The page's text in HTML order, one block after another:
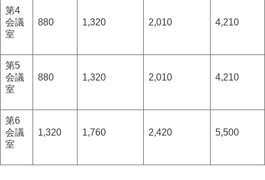
第4
会議
室
880 1,320 2,010 4,210
第5
会議
室
880 1,320 2,010 4,210
第6
会議
室
1,320 1,760 2,420 5,500